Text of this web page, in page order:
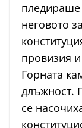
неговото
провизия
Горната
длъжност.
се